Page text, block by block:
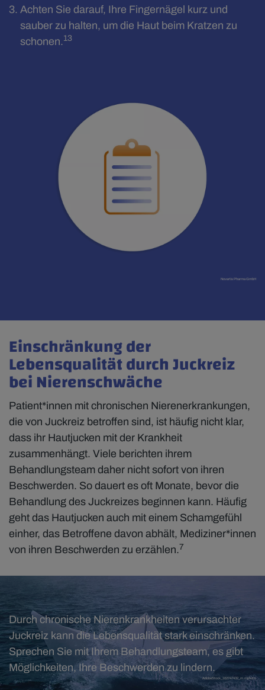
Achten Sie darauf, Ihre Fingernägel kurz und
sauber zu halten, um die Haut beim Kratzen zu
schonen.13
Novartis Pharma GmbH
Einschränkung der
Lebensqualität durch Juckreiz
bei Nierenschwäche
Patient*innen mit chronischen Nierenerkrankungen,
die von Juckreiz betroffen sind, ist häufig nicht klar,
dass ihr Hautjucken mit der Krankheit
zusammenhängt. Viele berichten ihrem
Behandlungsteam daher nicht sofort von ihren
Beschwerden. So dauert es oft Monate, bevor die
Behandlung des Juckreizes beginnen kann. Häufig
geht das Hautjucken auch mit einem Schamgefühl
einher, das Betroffene davon abhält, Mediziner*innen
von ihren Beschwerden zu erzählen.7
Durch chronische Nierenkrankheiten verursachter
Juckreiz kann die Lebensqualität stark einschränken.
Sprechen Sie mit Ihrem Behandlungsteam, es gibt
Möglichkeiten, Ihre Beschwerden zu lindern.
AdobeStock_162747432_m.mphoto